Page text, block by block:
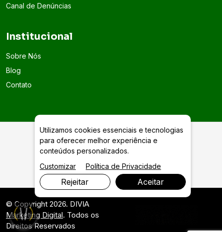
Canal de Denúncias
Institucional
Sobre Nós
Blog
Contato
Exames de Biologia Molecular, Genética e Painéis
Respiratórios
© Copyright 2026. DIVIA
Marketing Digital. Todos os
Direitos Reservados
Utilizamos cookies essenciais e tecnologias
para oferecer melhor experiência e
conteúdos personalizados.
Customizar
Política de Privacidade
Rejeitar Aceitar